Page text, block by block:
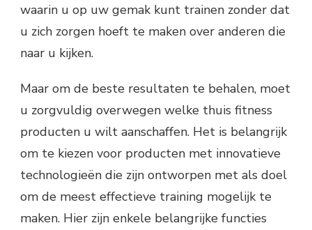
waarin u op uw gemak kunt trainen zonder dat
u zich zorgen hoeft te maken over anderen die
naar u kijken.
Maar om de beste resultaten te behalen, moet
u zorgvuldig overwegen welke thuis fitness
producten u wilt aanschaffen. Het is belangrijk
om te kiezen voor producten met innovatieve
technologieën die zijn ontworpen met als doel
om de meest effectieve training mogelijk te
maken. Hier zijn enkele belangrijke functies